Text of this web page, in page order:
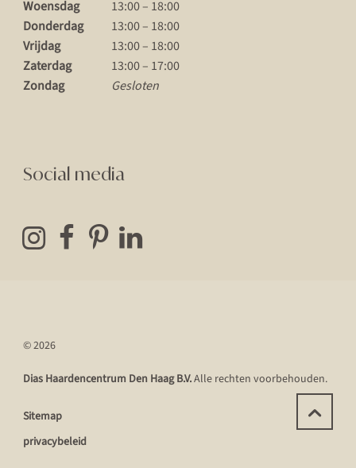
Woensdag
13:00 – 18:00
Donderdag
13:00 – 18:00
Vrijdag
13:00 – 18:00
Zaterdag
13:00 – 17:00
Zondag
Gesloten
Social media
© 2026
Dias Haardencentrum Den Haag B.V.Alle rechten voorbehouden.
Sitemap
privacybeleid